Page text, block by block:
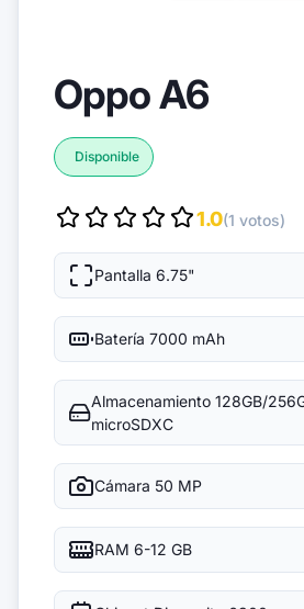
Oppo A6
Disponible
1.0(1 votos)
Pantalla 6.75"
Batería 7000 mAh
Almacenamiento 128GB/
microSDXC
Cámara 50 MP
RAM 6-12 GB